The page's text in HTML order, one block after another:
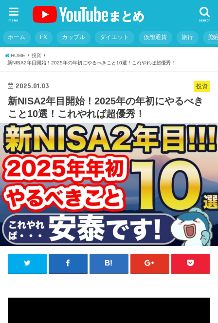
search
menu
ホーム FX カップル ダイエット 仮想通貨 旅行 美
HOME
投資
新NISA2年目開始！2025年の年初にやるべきこと10選！これやれば超優秀！
投資
2025.01.03
新NISA2年目開始！2025年の年初にやるべき
こと10選！これやれば超優秀！